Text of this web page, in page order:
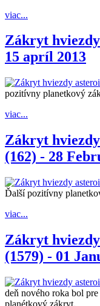
viac...
Zákryt
15 apríl 2013
pozitívny planetkový
viac...
Zákryt
(162) - 28
Ďalší pozitívny
viac...
Zákryt
(1579) - 01
deň nového roka bol
planétkový zákryt.